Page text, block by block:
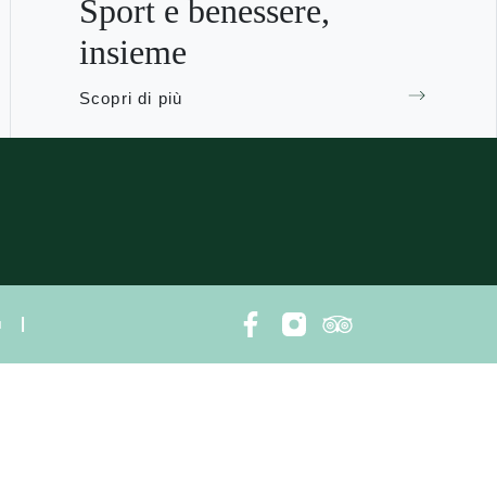
Sport e benessere,
insieme
Scopri di più
|